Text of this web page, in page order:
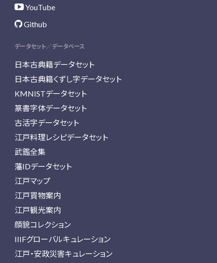
YouTube
Github
データセット／データベース
日本古典籍データセット
日本古典籍くずし字データセット
KMNISTデータセット
篆書字体データセット
古活字データセット
江戸料理レシピデータセット
武鑑全集
藩IDデータセット
江戸マップ
江戸買物案内
江戸観光案内
顔貌コレクション
IIIFグローバルキュレーション
江戸・安政災害キュレーション